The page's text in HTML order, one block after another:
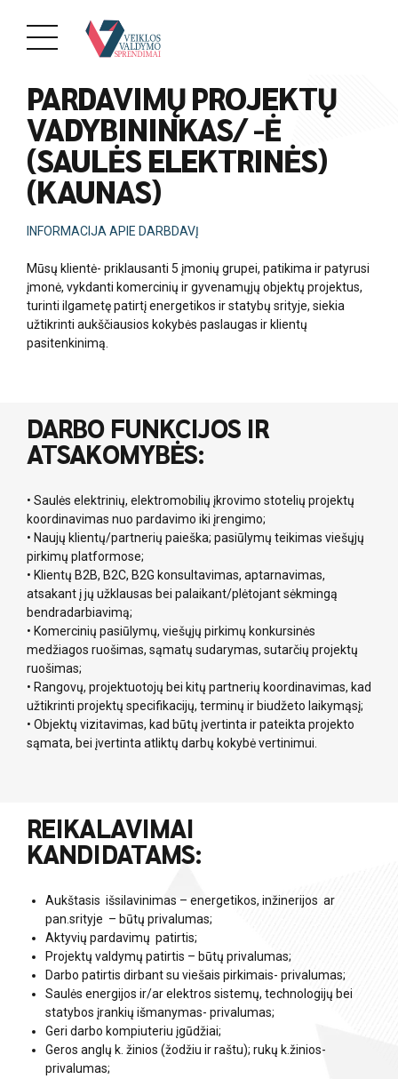
PARDAVIMŲ PROJEKTŲ
VADYBININKAS/ -Ė
(SAULĖS ELEKTRINĖS)
(KAUNAS)
INFORMACIJA APIE DARBDAVĮ
Mūsų klientė- priklausanti 5 įmonių grupei, patikima ir patyrusi
įmonė, vykdanti komercinių ir gyvenamųjų objektų projektus,
turinti ilgametę patirtį energetikos ir statybų srityje, siekia
užtikrinti aukščiausios kokybės paslaugas ir klientų
pasitenkinimą.
DARBO FUNKCIJOS IR
ATSAKOMYBĖS:
• Saulės elektrinių, elektromobilių įkrovimo stotelių projektų
koordinavimas nuo pardavimo iki įrengimo;
• Naujų klientų/partnerių paieška; pasiūlymų teikimas viešųjų
pirkimų platformose;
• Klientų B2B, B2C, B2G konsultavimas, aptarnavimas,
atsakant į jų užklausas bei palaikant/plėtojant sėkmingą
bendradarbiavimą;
• Komercinių pasiūlymų, viešųjų pirkimų konkursinės
medžiagos ruošimas, sąmatų sudarymas, sutarčių projektų
ruošimas;
• Rangovų, projektuotojų bei kitų partnerių koordinavimas, kad
užtikrinti projektų specifikacijų, terminų ir biudžeto laikymąsį;
• Objektų vizitavimas, kad būtų įvertinta ir pateikta projekto
sąmata, bei įvertinta atliktų darbų kokybė vertinimui.
REIKALAVIMAI
KANDIDATAMS:
Aukštasis išsilavinimas – energetikos, inžinerijos ar
pan.srityje – būtų privalumas;
Aktyvių pardavimų patirtis;
Projektų valdymų patirtis – būtų privalumas;
Darbo patirtis dirbant su viešais pirkimais- privalumas;
Saulės energijos ir/ar elektros sistemų, technologijų bei
statybos įrankių išmanymas- privalumas;
Geri darbo kompiuteriu įgūdžiai;
Geros anglų k. žinios (žodžiu ir raštu); rukų k.žinios-
privalumas;